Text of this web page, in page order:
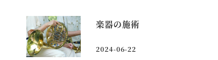
楽器の施術
投稿日
2024-06-22